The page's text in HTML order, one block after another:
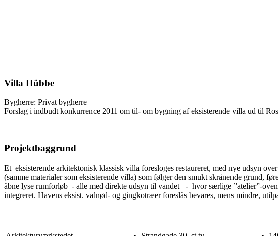
Villa Hübbe
Bygherre: Privat bygherre
Forslag i indbudt konkurrence 2011 om til- om bygning af eksisterende villa ud til
Projektbaggrund
Et eksisterende arkitektonisk klassisk villa foresloges restaureret, med nye udsyn
(samme materialer som eksisterende villa) som følger den smukt skrånende grund,
åbne lyse rumforløb - alle med direkte udsyn til vandet - hvor særlige ”atelier”-
integreret. Havens eksist. valnød- og gingkotræer foreslås bevares, mens mindre,